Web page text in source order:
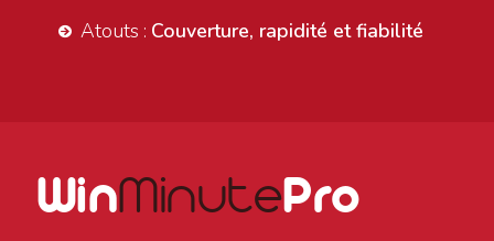
Atouts : Couverture, rapidité et fiabilité
WinMinutePro